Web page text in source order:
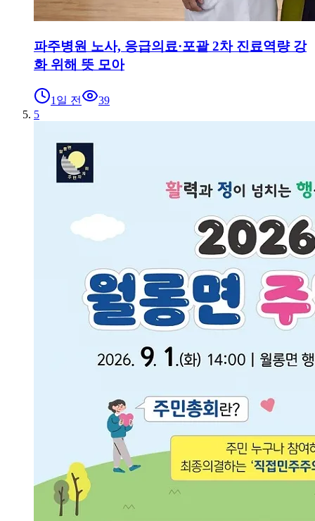
파주병원 노사, 응급의료·포괄 2차 진료역량 강
화 위해 뜻 모아
1일 전
39
5